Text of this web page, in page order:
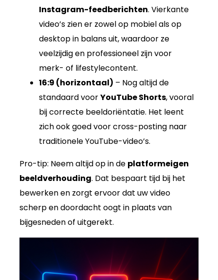
Instagram-feedberichten. Vierkante
video’s zien er zowel op mobiel als op
desktop in balans uit, waardoor ze
veelzijdig en professioneel zijn voor
merk- of lifestylecontent.
16:9 (horizontaal) – Nog altijd de
standaard voorYouTube Shorts, vooral
bij correcte beeldoriëntatie. Het leent
zich ook goed voor cross-posting naar
traditionele YouTube-video’s.
Pro-tip: Neem altijd op in de platformeigen
beeldverhouding. Dat bespaart tijd bij het
bewerken en zorgt ervoor dat uw video
scherp en doordacht oogt in plaats van
bijgesneden of uitgerekt.